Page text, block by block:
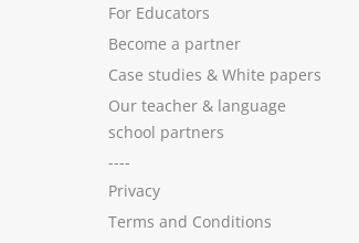
For Educators
Become a partner
Case studies & White papers
Our teacher & language
school partners
----
Privacy
Terms and Conditions